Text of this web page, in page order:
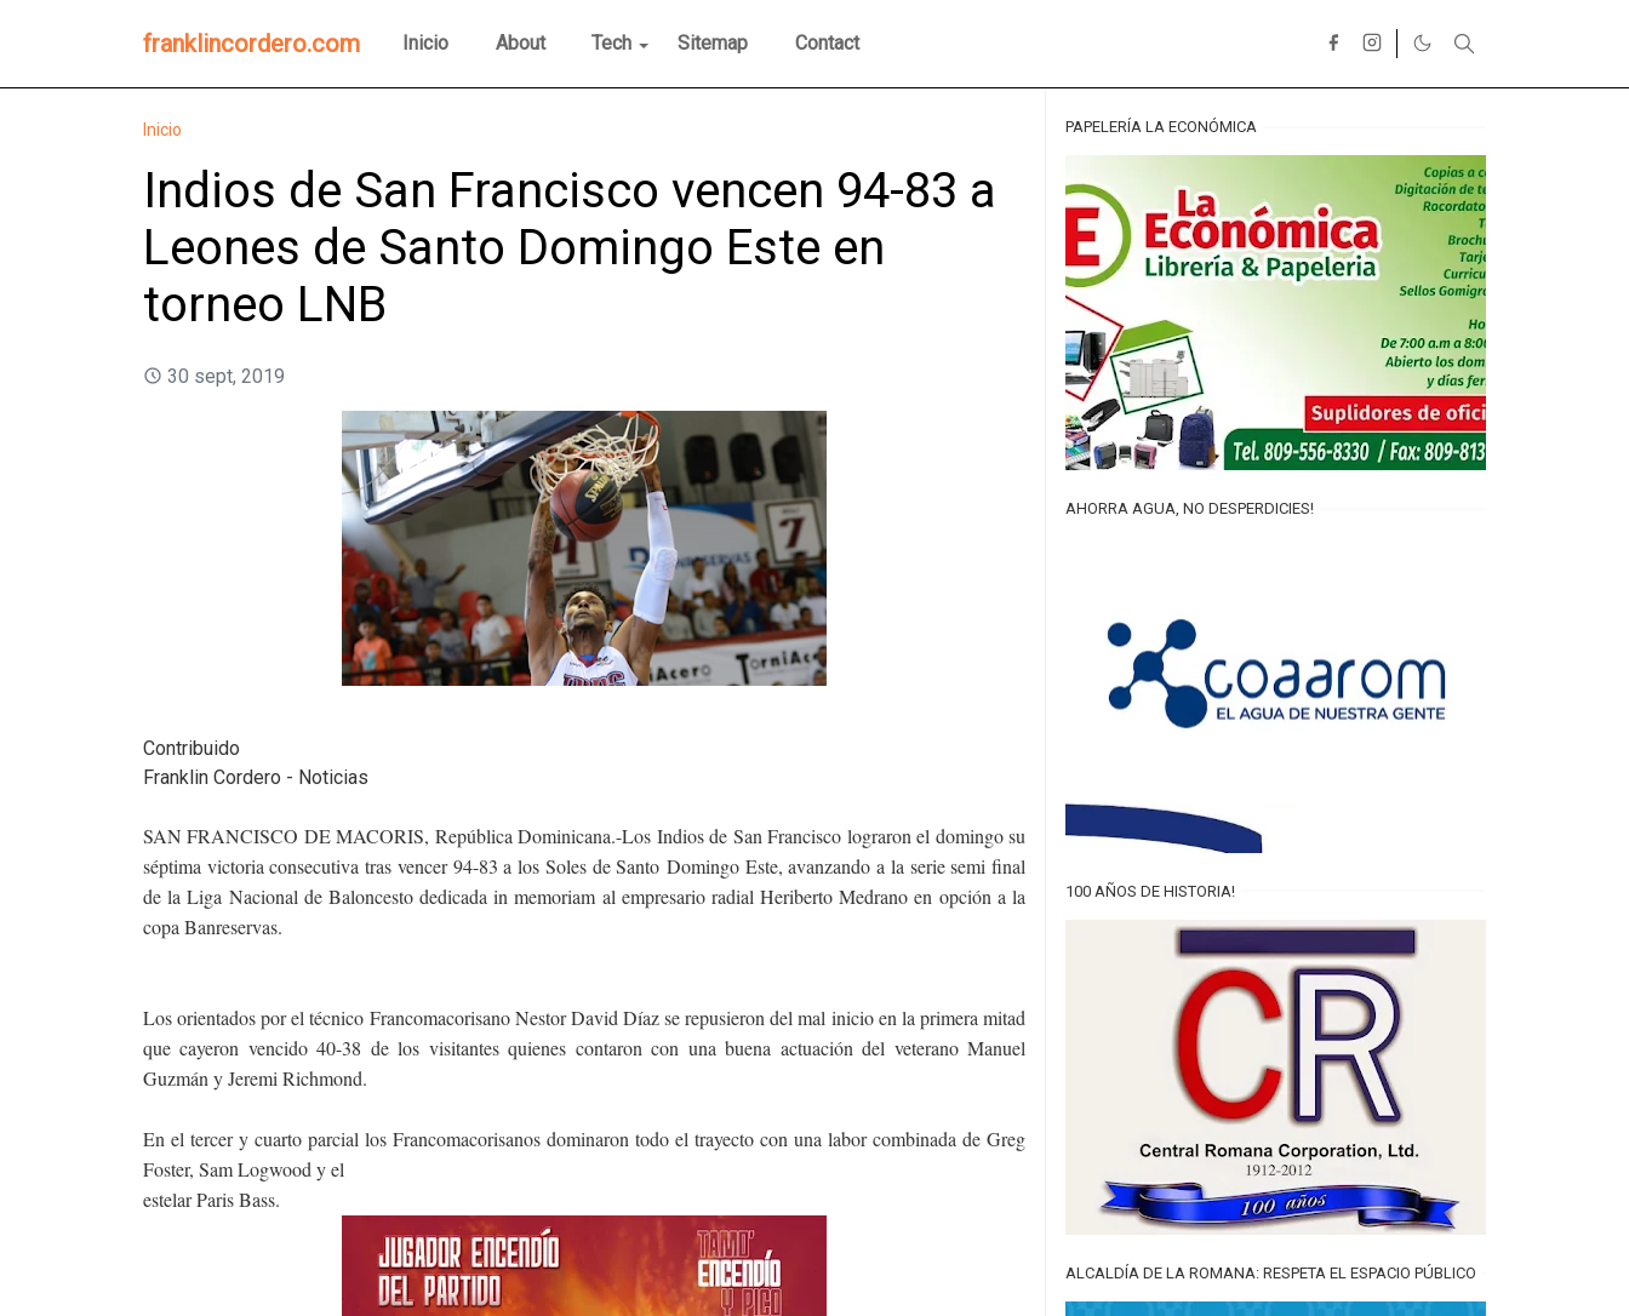
franklincordero.com Inicio About Tech Sitemap Contact
Inicio
Indios de San Francisco vencen 94-83 a
Leones de Santo Domingo Este en
torneo LNB
30 sept, 2019
Contribuido
Franklin Cordero - Noticias
SAN FRANCISCO DE MACORIS, República Dominicana.-Los Indios de San Francisco lograron el domingo su
séptima victoria consecutiva tras vencer 94-83 a los Soles de Santo Domingo Este, avanzando a la serie semi final
de la Liga Nacional de Baloncesto dedicada in memoriam al empresario radial Heriberto Medrano en opción a la
copa Banreservas.
Los orientados por el técnico Francomacorisano Nestor David Díaz se repusieron del mal inicio en la primera mitad
que cayeron vencido 40-38 de los visitantes quienes contaron con una buena actuación del veterano Manuel
Guzmán y Jeremi Richmond.
En el tercer y cuarto parcial los Francomacorisanos dominaron todo el trayecto con una labor combinada de Greg
Foster, Sam Logwood y el
estelar Paris Bass.
PAPELERÍA LA ECONÓMICA
AHORRA AGUA, NO DESPERDICIES!
100 AÑOS DE HISTORIA!
ALCALDÍA DE LA ROMANA: RESPETA EL ESPACIO PÚBLICO